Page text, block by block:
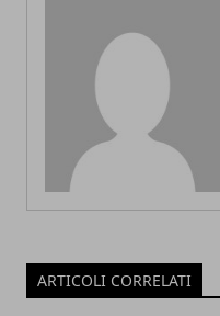
ARTICOLI CORRELATI